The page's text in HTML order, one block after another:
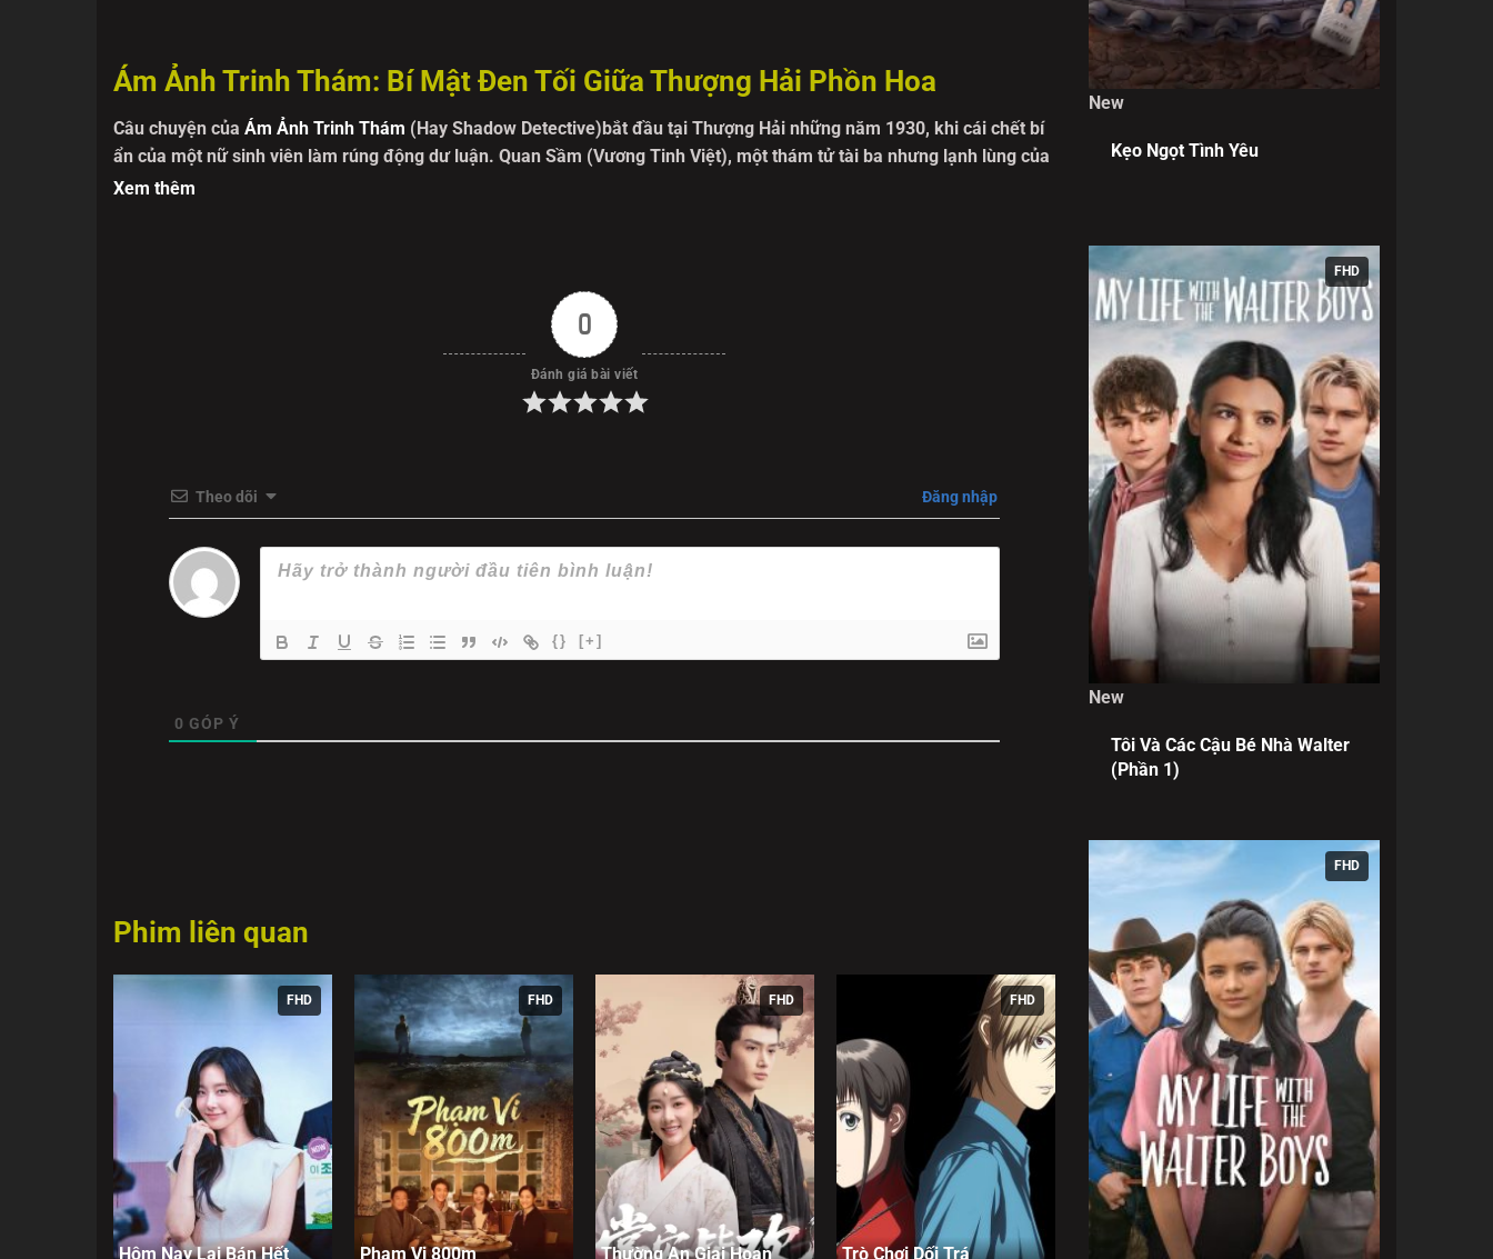
Ám Ảnh Trinh Thám: Bí Mật Đen Tối Giữa Thượng Hải Phồn Hoa
Câu chuyện của Ám Ảnh Trinh Thám (Hay Shadow Detective)bắt đầu tại Thượng Hải những năm 1930, khi cái chết bí
ẩn của một nữ sinh viên làm rúng động dư luận. Quan Sầm (Vương Tinh Việt), một thám tử tài ba nhưng lạnh lùng của
Sở Cảnh sát, buộc phải vào cuộc. Trong quá trình điều tra, anh đụng độ Lục Nghi Chân (Ngô Giai Di) - một cô nữ sinh
quá khứ và hiện tại. Từ một vụ án mạng, cả hai dần bóc tách được manh mối về một đường dây bắt cóc trẻ em đã bị
phimbathu các cảnh hành động cháy nổ mà tập trung vào sự căng
thẳng (suspense). Bối cảnh đô thị ngột ngạt, những manh mối rời rạc và những cú twist (nút thắt) liên tục khiến người
Xem thêm
0
Đánh giá bài viết
Theo dõi Đăng nhập
{} [+]
0 GÓP Ý
Phim liên quan
FHD
Hôm Nay Lại Bán Hết
FHD
Phạm Vi 800m
FHD
Thường An Giai Hoan
FHD
Trò Chơi Dối Trá
New
Kẹo Ngọt Tình Yêu
FHD
New
Tôi Và Các Cậu Bé Nhà Walter
(Phần 1)
FHD